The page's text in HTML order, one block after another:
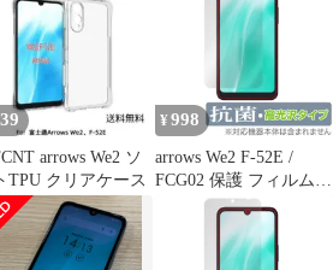
ンチグレア 反射防止 非
光沢 指紋防止
arrows We2 ソ
TPU クリアケース
¥ 998
arrows We2 F-52E /
FCG02 保護 フィルム
OverLay 抗菌 Brilliant
for アローズ スマホ イ
ンカメラ穴なし 抗菌 抗